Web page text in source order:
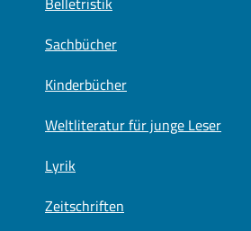
Sachbücher
Kinderbücher
Weltliteratur für junge Leser
Lyrik
Zeitschriften